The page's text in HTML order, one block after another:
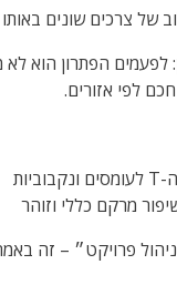
של צרכים שונים
לפעמים הפתרון הוא
לפי אזורים.
פרויקט״ – זה